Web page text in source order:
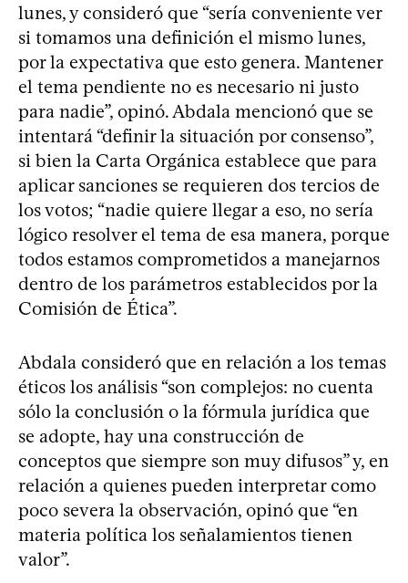
lunes, y consideró que “sería conveniente ver
si tomamos una definición el mismo lunes,
por la expectativa que esto genera. Mantener
el tema pendiente no es necesario ni justo
para nadie”, opinó. Abdala mencionó que se
intentará “definir la situación por consenso”,
si bien la Carta Orgánica establece que para
aplicar sanciones se requieren dos tercios de
los votos; “nadie quiere llegar a eso, no sería
lógico resolver el tema de esa manera, porque
todos estamos comprometidos a manejarnos
dentro de los parámetros establecidos por la
Comisión de Ética”.
Abdala consideró que en relación a los temas
éticos los análisis “son complejos: no cuenta
sólo la conclusión o la fórmula jurídica que
se adopte, hay una construcción de
conceptos que siempre son muy difusos” y, en
relación a quienes pueden interpretar como
poco severa la observación, opinó que “en
materia política los señalamientos tienen
valor”.